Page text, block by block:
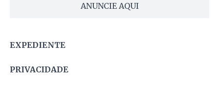
ANUNCIE AQUI
EXPEDIENTE
PRIVACIDADE